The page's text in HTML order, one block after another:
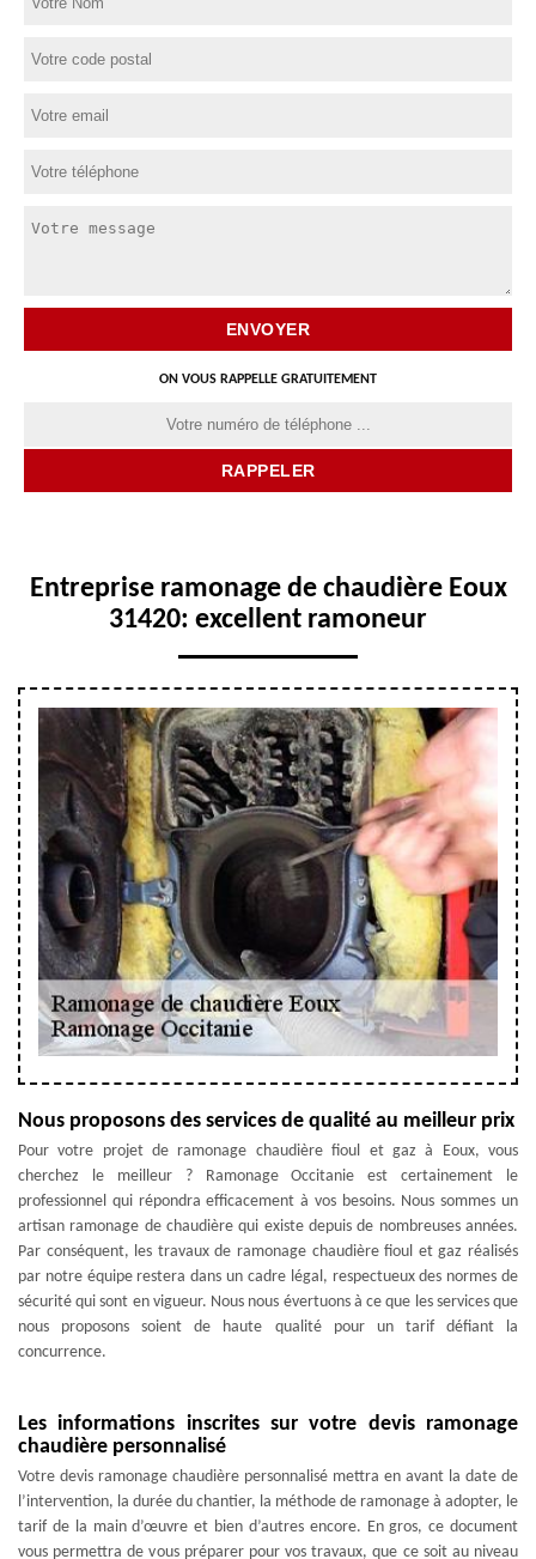
ON VOUS RAPPELLE GRATUITEMENT
Entreprise ramonage de chaudière Eoux
31420: excellent ramoneur
Nous proposons des services de qualité au meilleur prix
Pour votre projet de ramonage chaudière fioul et gaz à Eoux, vous
cherchez le meilleur ? Ramonage Occitanie est certainement le
professionnel qui répondra efficacement à vos besoins. Nous sommes un
artisan ramonage de chaudière qui existe depuis de nombreuses années.
Par conséquent, les travaux de ramonage chaudière fioul et gaz réalisés
par notre équipe restera dans un cadre légal, respectueux des normes de
sécurité qui sont en vigueur. Nous nous évertuons à ce que les services que
nous proposons soient de haute qualité pour un tarif défiant la
concurrence.
Les informations inscrites sur votre devis ramonage
chaudière personnalisé
Votre devis ramonage chaudière personnalisé mettra en avant la date de
l’intervention, la durée du chantier, la méthode de ramonage à adopter, le
tarif de la main d’œuvre et bien d’autres encore. En gros, ce document
vous permettra de vous préparer pour vos travaux, que ce soit au niveau